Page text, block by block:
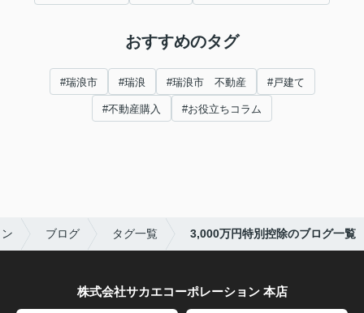
おすすめのタグ
#瑞浪市 #瑞浪 #瑞浪市 不動産 #戸建て
#不動産購入 #お役立ちコラム
ブログ タグ一覧 3,000万円特別控除のブログ一覧
株式会社サカエコーポレーション 本店